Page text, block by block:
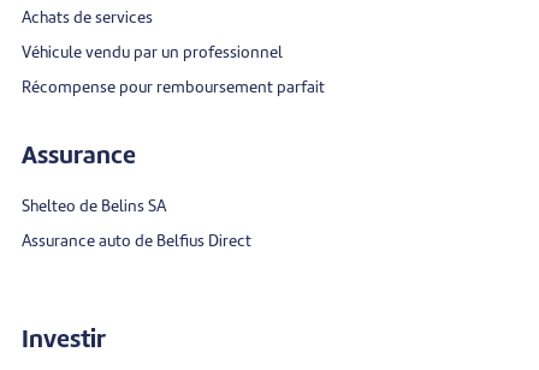
Achats de services
Véhicule vendu par un professionnel
Récompense pour remboursement parfait
Assurance
Shelteo de Belins SA
Assurance auto de Belfius Direct
Investir